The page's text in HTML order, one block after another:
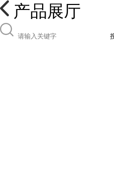
产品展厅